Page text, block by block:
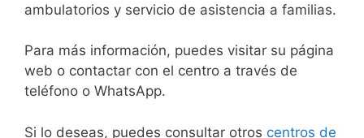
ambulatorios y servicio de asistencia a familias.
Para más información, puedes visitar su página
web o contactar con el centro a través de
teléfono o WhatsApp.
Si lo deseas, puedes consultar otros centros de